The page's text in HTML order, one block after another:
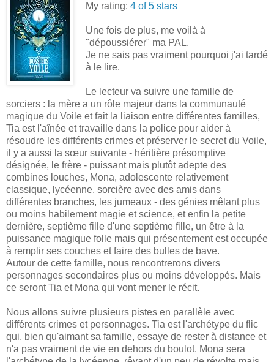
My rating: 4 of 5 stars
Une fois de plus, me voilà à
"dépoussiérer" ma PAL.
Je ne sais pas vraiment pourquoi j'ai tardé
à le lire.
Le lecteur va suivre une famille de
sorciers : la mère a un rôle majeur dans la communauté
magique du Voile et fait la liaison entre différentes familles,
Tia est l'aînée et travaille dans la police pour aider à
résoudre les différents crimes et préserver le secret du Voile,
il y a aussi la sœur suivante - héritière présomptive
désignée, le frère - puissant mais plutôt adepte des
combines louches, Mona, adolescente relativement
classique, lycéenne, sorcière avec des amis dans
différentes branches, les jumeaux - des génies mêlant plus
ou moins habilement magie et science, et enfin la petite
dernière, septième fille d'une septième fille, un être à la
puissance magique folle mais qui présentement est occupée
à remplir ses couches et faire des bulles de bave.
Autour de cette famille, nous rencontrerons divers
personnages secondaires plus ou moins développés. Mais
ce seront Tia et Mona qui vont mener le récit.
Nous allons suivre plusieurs pistes en parallèle avec
différents crimes et personnages. Tia est l'archétype du flic
qui, bien qu'aimant sa famille, essaye de rester à distance et
n'a pas vraiment de vie en dehors du boulot. Mona sera